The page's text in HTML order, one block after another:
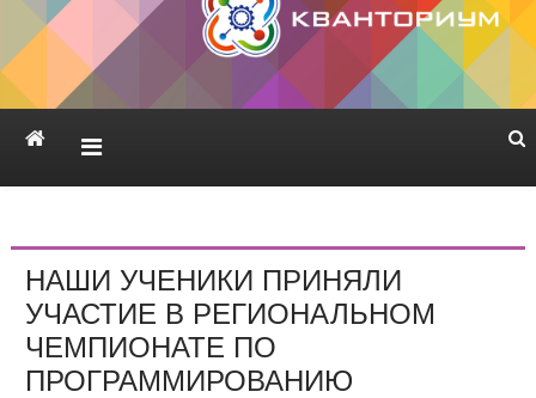
«Школа №75»
НАШИ УЧЕНИКИ ПРИНЯЛИ
УЧАСТИЕ В РЕГИОНАЛЬНОМ
ЧЕМПИОНАТЕ ПО
ПРОГРАММИРОВАНИЮ